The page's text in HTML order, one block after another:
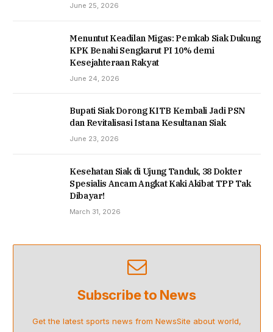
June 25, 2026
Menuntut Keadilan Migas: Pemkab Siak Dukung
KPK Benahi Sengkarut PI 10% demi
Kesejahteraan Rakyat
June 24, 2026
Bupati Siak Dorong KITB Kembali Jadi PSN
dan Revitalisasi Istana Kesultanan Siak
June 23, 2026
Kesehatan Siak di Ujung Tanduk, 38 Dokter
Spesialis Ancam Angkat Kaki Akibat TPP Tak
Dibayar!
March 31, 2026
Subscribe to News
Get the latest sports news from NewsSite about world,